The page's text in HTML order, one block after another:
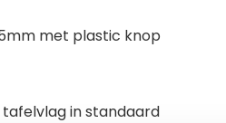
met plastic knop
tafelvlag in standaard